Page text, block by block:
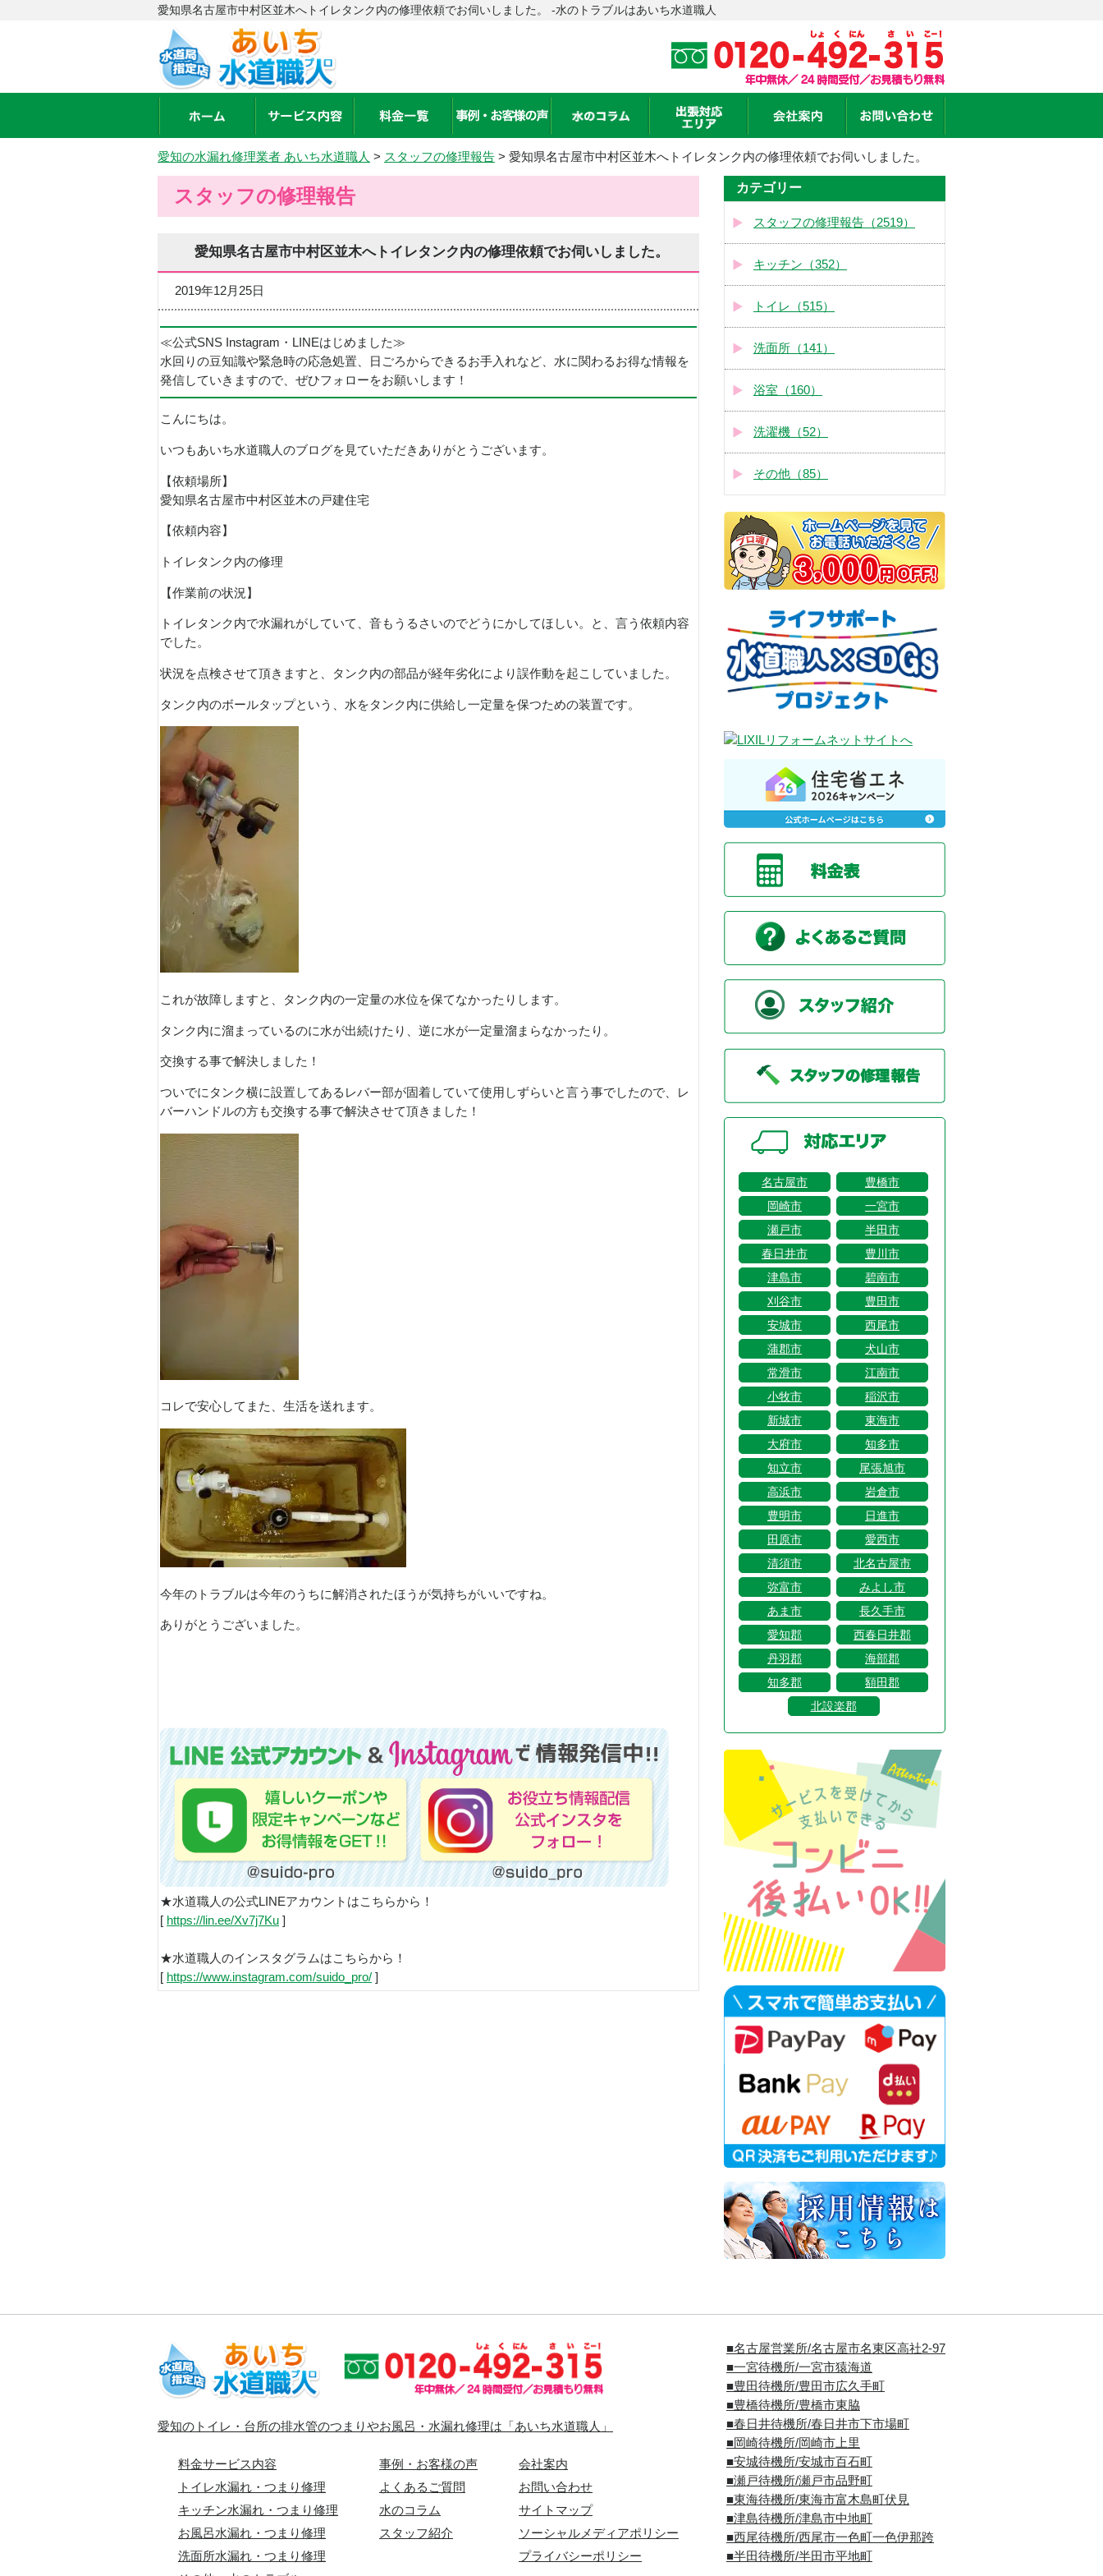
愛知県名古屋市中村区並木へトイレタンク内の修理依頼でお伺いしました。 -水のトラブルはあいち水道職人
愛知の水漏れ修理業者 あいち水道職人 > スタッフの修理報告 > 愛知県名古屋市中村区並木へトイレタンク内の修理依頼でお伺いしました。
スタッフの修理報告
愛知県名古屋市中村区並木へトイレタンク内の修理依頼でお伺いしました。
2019年12月25日
≪公式SNS Instagram・LINEはじめました≫
水回りの豆知識や緊急時の応急処置、日ごろからできるお手入れなど、水に関わるお得な情報を
発信していきますので、ぜひフォローをお願いします！
こんにちは。
いつもあいち水道職人のブログを見ていただきありがとうございます。
【依頼場所】
愛知県名古屋市中村区並木の戸建住宅
【依頼内容】
トイレタンク内の修理
【作業前の状況】
トイレタンク内で水漏れがしていて、音もうるさいのでどうにかしてほしい。と、言う依頼内容
でした。
状況を点検させて頂きますと、タンク内の部品が経年劣化により誤作動を起こしていました。
タンク内のボールタップという、水をタンク内に供給し一定量を保つための装置です。
これが故障しますと、タンク内の一定量の水位を保てなかったりします。
タンク内に溜まっているのに水が出続けたり、逆に水が一定量溜まらなかったり。
交換する事で解決しました！
ついでにタンク横に設置してあるレバー部が固着していて使用しずらいと言う事でしたので、レ
バーハンドルの方も交換する事で解決させて頂きました！
コレで安心してまた、生活を送れます。
今年のトラブルは今年のうちに解消されたほうが気持ちがいいですね。
ありがとうございました。
★水道職人の公式LINEアカウントはこちらから！
[ https://lin.ee/Xv7j7Ku ]
★水道職人のインスタグラムはこちらから！
[ https://www.instagram.com/suido_pro/ ]
カテゴリー
スタッフの修理報告（2519）
キッチン（352）
トイレ（515）
洗面所（141）
浴室（160）
洗濯機（52）
その他（85）
名古屋市
豊橋市
岡崎市
一宮市
瀬戸市
半田市
春日井市
豊川市
津島市
碧南市
刈谷市
豊田市
安城市
西尾市
蒲郡市
犬山市
常滑市
江南市
小牧市
稲沢市
新城市
東海市
大府市
知多市
知立市
尾張旭市
高浜市
岩倉市
豊明市
日進市
田原市
愛西市
清須市
北名古屋市
弥富市
みよし市
あま市
長久手市
愛知郡
西春日井郡
丹羽郡
海部郡
知多郡
額田郡
北設楽郡
愛知のトイレ・台所の排水管のつまりやお風呂・水漏れ修理は「あいち水道職人」
料金サービス内容
トイレ水漏れ・つまり修理
キッチン水漏れ・つまり修理
お風呂水漏れ・つまり修理
洗面所水漏れ・つまり修理
事例・お客様の声
よくあるご質問
水のコラム
スタッフ紹介
会社案内
お問い合わせ
サイトマップ
ソーシャルメディアポリシー
プライバシーポリシー
■名古屋営業所/名古屋市名東区高社2-97
■一宮待機所/一宮市猿海道
■豊田待機所/豊田市広久手町
■豊橋待機所/豊橋市東脇
■春日井待機所/春日井市下市場町
■岡崎待機所/岡崎市上里
■安城待機所/安城市百石町
■瀬戸待機所/瀬戸市品野町
■東海待機所/東海市富木島町伏見
■津島待機所/津島市中地町
■西尾待機所/西尾市一色町一色伊那跨
■半田待機所/半田市平地町